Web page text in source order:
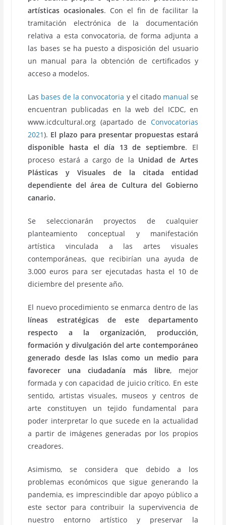
artísticas ocasionales. Con el fin de facilitar la
tramitación electrónica de la documentación
relativa a esta convocatoria, de forma adjunta a
las bases se ha puesto a disposición del usuario
un manual para la obtención de certificados y
acceso a modelos.
Las bases de la convocatoria y el citado manual se
encuentran publicadas en la web del ICDC, en
www.icdcultural.org (apartado de Convocatorias
2021). El plazo para presentar propuestas estará
disponible hasta el día 13 de septiembre. El
proceso estará a cargo de la Unidad de Artes
Plásticas y Visuales de la citada entidad
dependiente del área de Cultura del Gobierno
canario.
Se seleccionarán proyectos de cualquier
planteamiento conceptual y manifestación
artística vinculada a las artes visuales
contemporáneas, que recibirían una ayuda de
3.000 euros para ser ejecutadas hasta el 10 de
diciembre del presente año.
El nuevo procedimiento se enmarca dentro de las
líneas estratégicas de este departamento
respecto a la organización, producción,
formación y divulgación del arte contemporáneo
generado desde las Islas como un medio para
favorecer una ciudadanía más libre, mejor
formada y con capacidad de juicio crítico. En este
sentido, artistas visuales, museos y centros de
arte constituyen un tejido fundamental para
poder interpretar lo que sucede en la actualidad
a partir de imágenes generadas por los propios
creadores.
Asimismo, se considera que debido a los
problemas económicos que sigue generando la
pandemia, es imprescindible dar apoyo público a
este sector para contribuir la supervivencia de
nuestro entorno artístico y preservar la